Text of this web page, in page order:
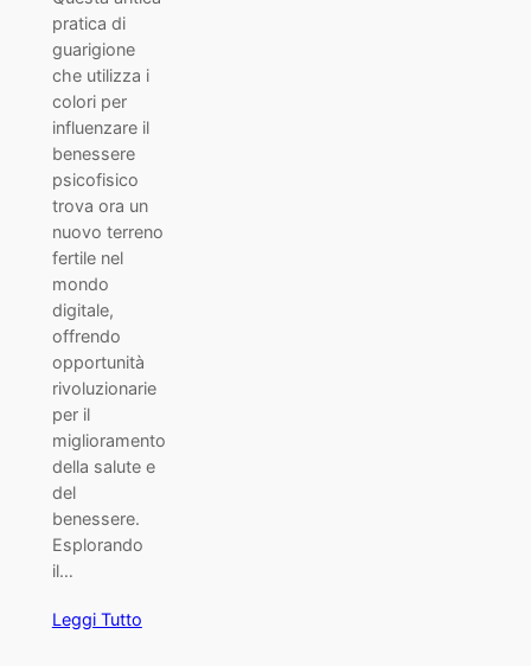
pratica di
guarigione
che utilizza i
colori per
influenzare il
benessere
psicofisico
trova ora un
nuovo terreno
fertile nel
mondo
digitale,
offrendo
opportunità
rivoluzionarie
per il
miglioramento
della salute e
del
benessere.
Esplorando
il…
Leggi Tutto